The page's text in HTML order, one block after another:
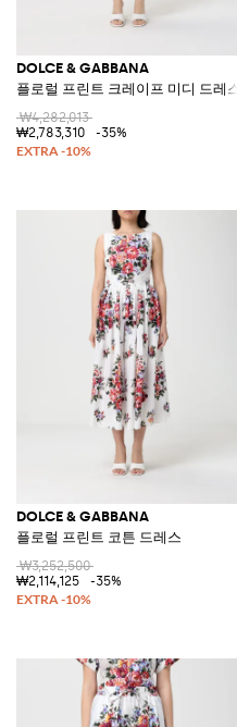
DOLCE & GABBANA
플로럴 프린트 크레이프 미디 드레스
₩4,282,013
₩2,783,310
-35%
DOLCE & GABBANA
플로럴 프린트 코튼 드레스
₩3,252,500
₩2,114,125
-35%